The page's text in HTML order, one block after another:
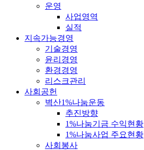
운영
사업영역
실적
지속가능경영
기술경영
윤리경영
환경경영
리스크관리
사회공헌
벽산1%나눔운동
추진방향
1%나눔기금 수익현황
1%나눔사업 주요현황
사회봉사